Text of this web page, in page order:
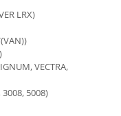
LRX)
VECTRA,
3008, 5008)